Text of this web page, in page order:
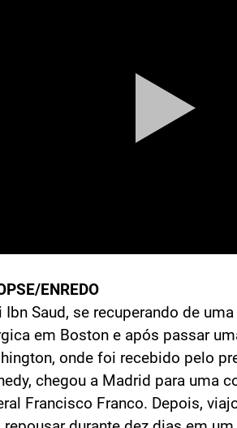
ENREDO
Ibn Saud, se recuperando de
em Boston e após passar
onde foi recebido pelo
chegou a Madrid para uma
Francisco Franco. Depois,